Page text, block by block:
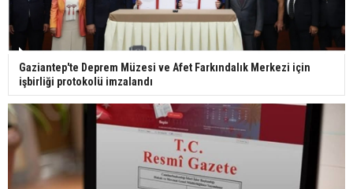
Ünlü türkücü Mahmut Tuncer estetik operasyon
geçirdi: Son hali gündem oldu
Yerli turist 229,7 milyar lira seyahat harcaması
yaptı
Gaziantep'te Deprem Müzesi ve Afet Farkındalık Merkezi için
işbirliği protokolü imzalandı